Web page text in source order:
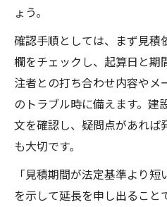
関係
ょう。
確認手順としては、まず見積
欄をチェックし、起算日と期
注者との打ち合わせ内容や
のトラブル時に備えます。建
文を確認し、疑問点があれば
も大切です。
「見積期間が法定基準より
を示して延長を申し出ること